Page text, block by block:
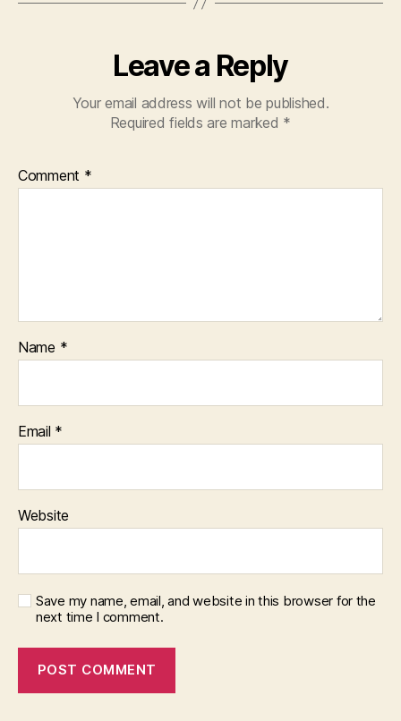
Leave a Reply
Your email address will not be published.
Required fields are marked *
Comment *
Name *
Email *
Website
Save my name, email, and website in this browser for the
next time I comment.